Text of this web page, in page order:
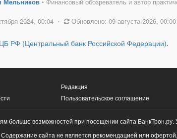
2024, 00:04 • Обновлено: 09 августа 2026, 00:00
ЦБ РФ (Центральный банк Российской Федерации).
Редакция
Пользовательское соглашение
больше возможностей при посещении сайта БанкТрон.ру.
сайта не является рекомендацией или